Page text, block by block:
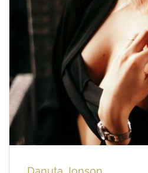
Iveta Pazauskaite
Joanna Cedric
11